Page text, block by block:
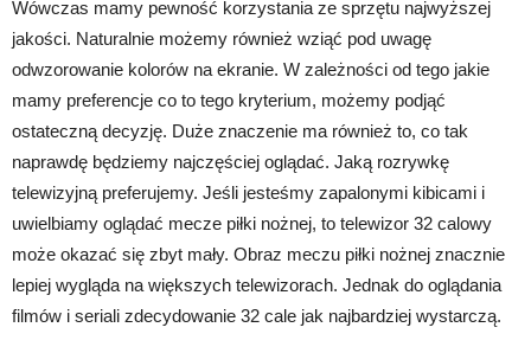
Wówczas mamy pewność korzystania ze sprzętu najwyższej
jakości. Naturalnie możemy również wziąć pod uwagę
odwzorowanie kolorów na ekranie. W zależności od tego jakie
mamy preferencje co to tego kryterium, możemy podjąć
ostateczną decyzję. Duże znaczenie ma również to, co tak
naprawdę będziemy najczęściej oglądać. Jaką rozrywkę
telewizyjną preferujemy. Jeśli jesteśmy zapalonymi kibicami i
uwielbiamy oglądać mecze piłki nożnej, to telewizor 32 calowy
może okazać się zbyt mały. Obraz meczu piłki nożnej znacznie
lepiej wygląda na większych telewizorach. Jednak do oglądania
filmów i seriali zdecydowanie 32 cale jak najbardziej wystarczą.